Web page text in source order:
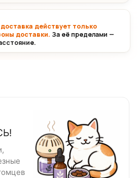
действует только
доставки. За её пределами —